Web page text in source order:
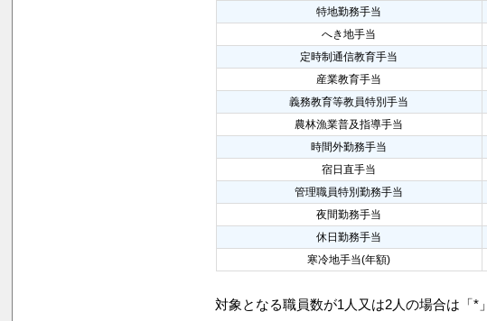
特地勤務手当
へき地手当
定時制通信教育手当
産業教育手当
義務教育等教員特別手当
農林漁業普及指導手当
時間外勤務手当
宿日直手当
管理職員特別勤務手当
夜間勤務手当
休日勤務手当
寒冷地手当(年額)
対象となる職員数が1人又は2人の場合は「*